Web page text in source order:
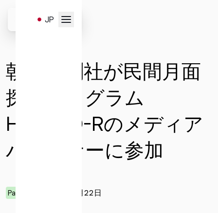
以下のお問い合わせ項目より、
必要事項を選択・入力の上、送
信ください。
content
JP
朝日新聞社が民間月面
探査プログラム
HAKUTO-Rのメディア
パートナーに参加
Partner 2019年02月22日